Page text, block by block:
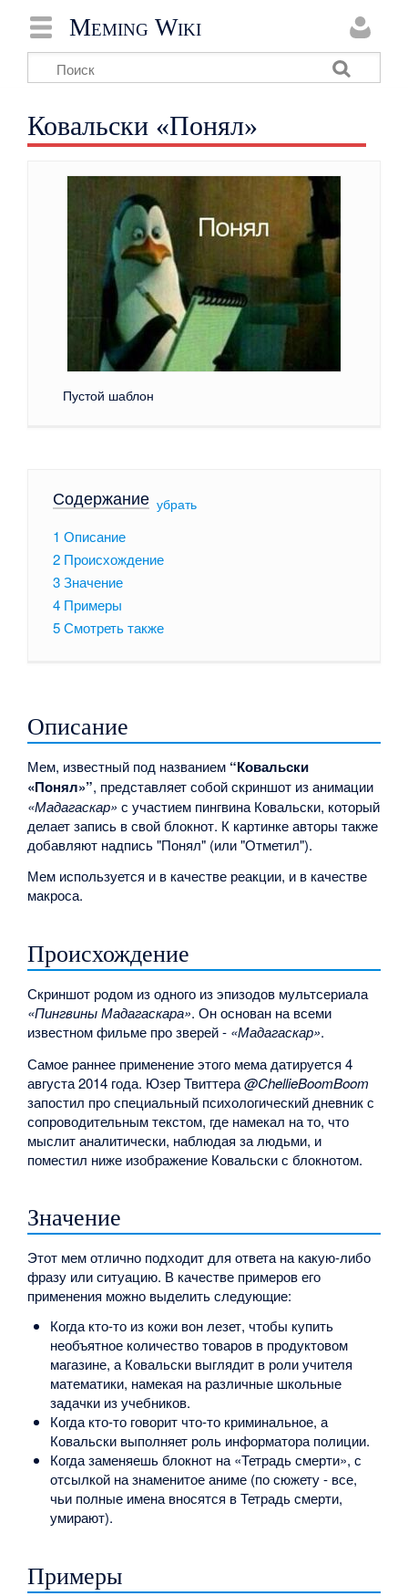
Meming Wiki
Ковальски «Понял»
Пустой шаблон
Содержание[ убрать]
1 Описание
2 Происхождение
3Значение
4 Примеры
5Смотреть также
Описание
Мем, известный под названием “Ковальски
«Понял»”, представляет собой скриншот из анимации
«Мадагаскар» с участием пингвина Ковальски, который
делает запись в свой блокнот. К картинке авторы также
добавляют надпись "Понял" (или "Отметил").
Мем используется и в качестве реакции, и в качестве
макроса.
Происхождение
Скриншот родом из одного из эпизодов мультсериала
«Пингвины Мадагаскара». Он основан на всеми
известном фильме про зверей - «Мадагаскар».
Самое раннее применение этого мема датируется 4
августа 2014 года. Юзер Твиттера@ChellieBoomBoom
запостил про специальный психологический дневник с
сопроводительным текстом, где намекал на то, что
мыслит аналитически, наблюдая за людьми, и
поместил ниже изображение Ковальски с блокнотом.
Значение
Этот мем отлично подходит для ответа на какую-либо
фразу или ситуацию. В качестве примеров его
применения можно выделить следующие:
Когда кто-то из кожи вон лезет, чтобы купить
необъятное количество товаров в продуктовом
магазине, а Ковальски выглядит в роли учителя
математики, намекая на различные школьные
задачки из учебников.
Когда кто-то говорит что-то криминальное, а
Ковальски выполняет роль информатора полиции.
Когда заменяешь блокнот на «Тетрадь смерти», с
отсылкой на знаменитое аниме (по сюжету - все,
чьи полные имена вносятся в Тетрадь смерти,
умирают).
Примеры